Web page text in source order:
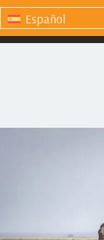
Español